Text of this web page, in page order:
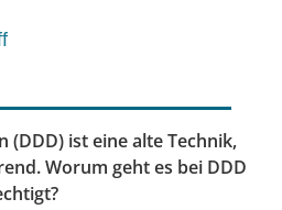
(DDD) ist eine alte Technik,
Worum geht es bei DDD